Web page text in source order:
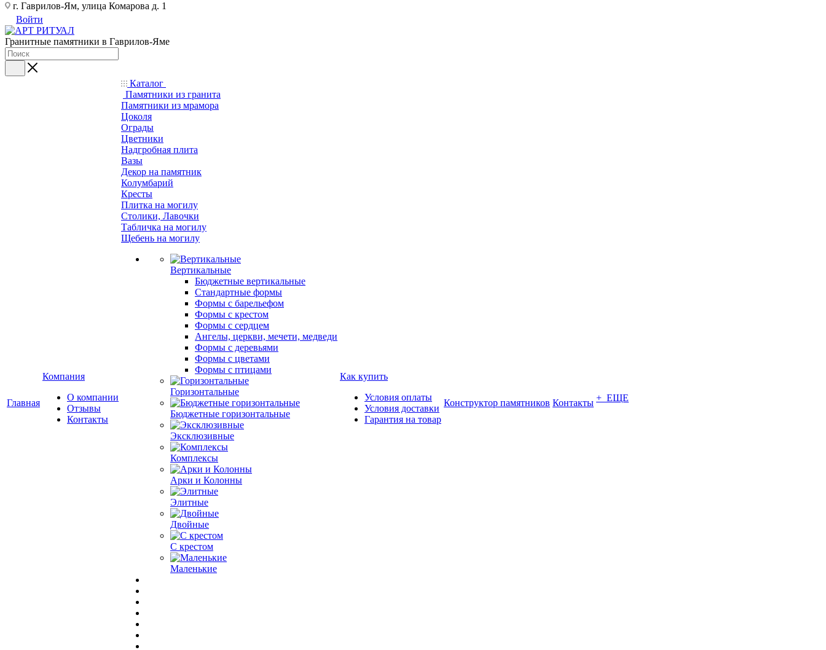
г. Гаврилов-Ям, улица Комарова д. 1
Войти
Гранитные памятники в Гаврилов-Яме
Главная
Компания
О компании
Отзывы
Контакты
Каталог
Памятники из гранита
Памятники из мрамора
Цоколя
Ограды
Цветники
Надгробная плита
Вазы
Декор на памятник
Колумбарий
Кресты
Плитка на могилу
Столики, Лавочки
Табличка на могилу
Щебень на могилу
Вертикальные
Бюджетные вертикальные
Стандартные формы
Формы с барельефом
Формы с крестом
Формы с сердцем
Ангелы, церкви, мечети, медведи
Формы с деревьями
Формы с цветами
Формы с птицами
Горизонтальные
Бюджетные горизонтальные
Эксклюзивные
Комплексы
Арки и Колонны
Элитные
Двойные
С крестом
Маленькие
Как купить
Условия оплаты
Условия доставки
Гарантия на товар
Конструктор памятников Контакты + ЕЩЕ